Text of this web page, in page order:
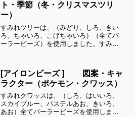
ト・季節（冬・クリスマスツリ
ー）
すみれツリーは、（みどり、しろ、きい
ろ、ちゃいろ、こげちゃいろ）（全てパ
ーラービーズ）を使用しました。すみれ
ます！お時間がありましたら、他の図案
もぜひ覗いてみてください...
[アイロンビーズ ] 図案・キャ
ラクター（ポケモン・クワッス）
すみれクワッスは、（しろ、はいいろ、
スカイブルー、パステルあお、きいろ、
あお）全てパーラービーズを使用しまし